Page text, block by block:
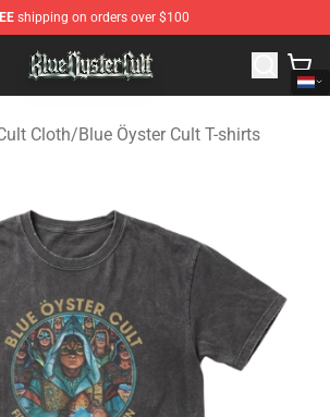
shipping on orders over $100
Store - Official Blue Öyster Cult
Cloth/Blue Öyster Cult T-shirts